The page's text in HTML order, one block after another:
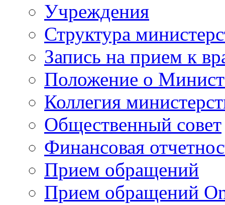
Учреждения
Структура
Запись на прием к
Положение о
Коллегия
Общественный совет
Финансовая
Прием обращений
Прием обращений